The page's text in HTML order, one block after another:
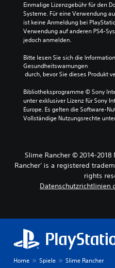
Einmalige Lizenzgebühr für den
Systeme. Für eine Verwendung
ist keine Anmeldung bei
Verwendung auf anderen PS4-
jedoch anmelden.
Bitte lesen Sie sich die
Gesundheitswarnungen
durch, bevor Sie dieses Produkt
Bibliotheksprogramme © Sony
unter exklusiver Lizenz für Sony
Europe. Es gelten die Software-
Vollständige Nutzungsrechte
Slime Rancher © 2014-2018
Rancher' is a registered
rights
Datenschutzrichtlinien
Home Spiele Slime Rancher